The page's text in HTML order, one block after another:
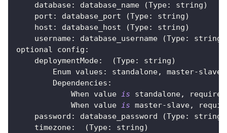
    database
: database_name (Type: string)
    port
: database_port (Type: string)
    host
: database_host (Type: string)
    username
: database_username (Type: string
optional config :
    deploymentMode
: (Type: string)
        Enum values
: standalone, master-slave
        Dependencies
:
            When value
is standalone, requires
            When value
is master-slave,
    password
: database_password (Type: string
    timezone
: (Type: string)